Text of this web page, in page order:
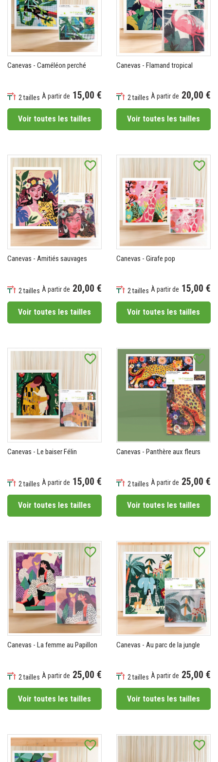
Canevas - Caméléon perché
2 tailles À partir de 15,00 €
Voir toutes les tailles
Canevas - Flamand tropical
2 tailles À partir de 20,00 €
Voir toutes les tailles
favorite_border
Canevas - Amitiés sauvages
2 tailles À partir de 20,00 €
Voir toutes les tailles
favorite_border
Canevas - Girafe pop
2 tailles À partir de 15,00 €
Voir toutes les tailles
favorite_border
Canevas - Le baiser Félin
2 tailles À partir de 15,00 €
Voir toutes les tailles
favorite_border
Canevas - Panthère aux fleurs
2 tailles À partir de 25,00 €
Voir toutes les tailles
favorite_border
Canevas - La femme au Papillon
2 tailles À partir de 25,00 €
Voir toutes les tailles
favorite_border
Canevas - Au parc de la jungle
2 tailles À partir de 25,00 €
Voir toutes les tailles
favorite_border favorite_border